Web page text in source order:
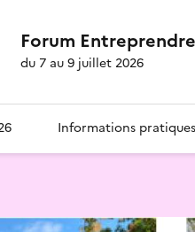
Forum
du 7 au 9 juillet 2026
Informations pratiques